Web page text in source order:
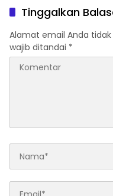
Inspiratif yang Konsisten
Memperjuangkan
Demokrasi, Keadilan, dan
Nilai-nilai Kemanusiaan
melalui Gerakan Sosial
maupun Karya Sastra.
Tinggalkan
Alamat email Anda tidak
wajib ditandai *